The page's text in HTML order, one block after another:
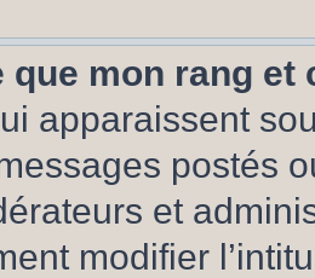
que mon rang
apparaissent
postés
et
modifier